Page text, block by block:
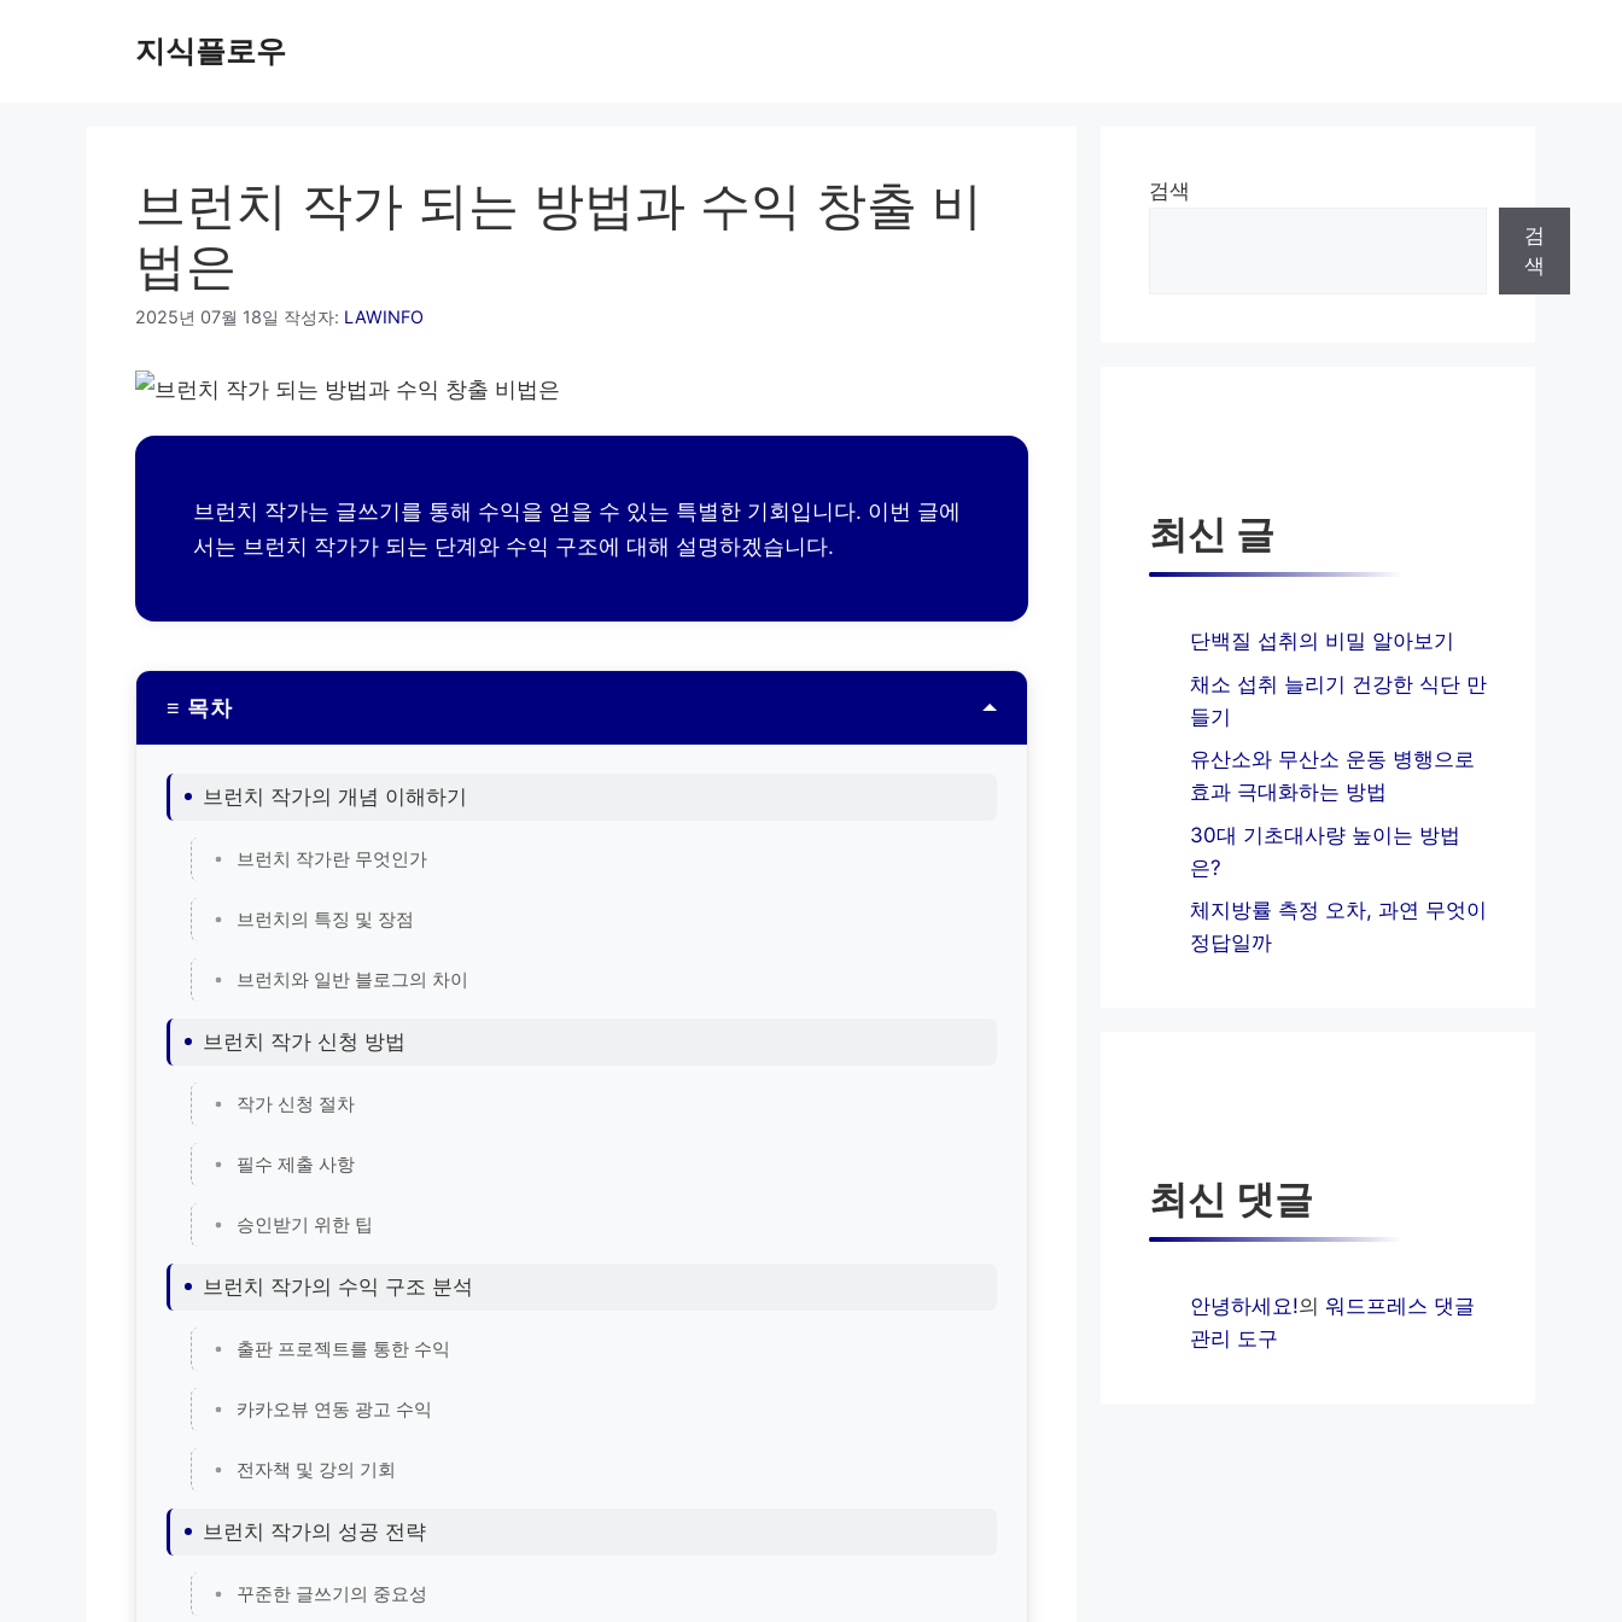
지식플로우
브런치 작가 되는 방법과 수익 창출 비
법은
2025년 07월 18일 작성자: LAWINFO
브런치 작가는 글쓰기를 통해 수익을 얻을 수 있는 특별한 기회입니다. 이번 글에
서는 브런치 작가가 되는 단계와 수익 구조에 대해 설명하겠습니다.
≡ 목차
브런치 작가의 개념 이해하기
브런치 작가란 무엇인가
브런치의 특징 및 장점
브런치와 일반 블로그의 차이
브런치 작가 신청 방법
작가 신청 절차
필수 제출 사항
승인받기 위한 팁
브런치 작가의 수익 구조 분석
출판 프로젝트를 통한 수익
카카오뷰 연동 광고 수익
전자책 및 강의 기회
브런치 작가의 성공 전략
꾸준한 글쓰기의 중요성
검색
검
색
최신 글
단백질 섭취의 비밀 알아보기
채소 섭취 늘리기 건강한 식단 만
들기
유산소와 무산소 운동 병행으로
효과 극대화하는 방법
30대 기초대사량 높이는 방법
은?
체지방률 측정 오차, 과연 무엇이
정답일까
최신 댓글
안녕하세요!의 워드프레스 댓글
관리 도구